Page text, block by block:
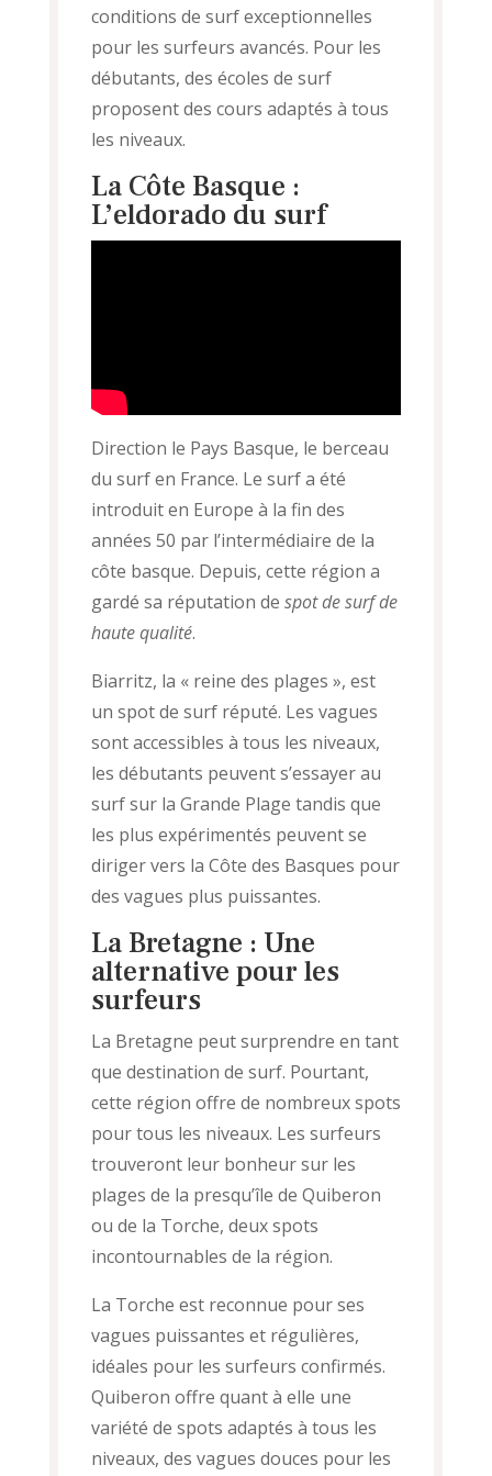
conditions de surf exceptionnelles
pour les surfeurs avancés. Pour les
débutants, des écoles de surf
proposent des cours adaptés à tous
les niveaux.
La Côte Basque :
L’eldorado du surf
Direction le Pays Basque, le berceau
du surf en France. Le surf a été
introduit en Europe à la fin des
années 50 par l’intermédiaire de la
côte basque. Depuis, cette région a
gardé sa réputation de spot de surf de
haute qualité.
Biarritz, la « reine des plages », est
un spot de surf réputé. Les vagues
sont accessibles à tous les niveaux,
les débutants peuvent s’essayer au
surf sur la Grande Plage tandis que
les plus expérimentés peuvent se
diriger vers la Côte des Basques pour
des vagues plus puissantes.
La Bretagne : Une
alternative pour les
surfeurs
La Bretagne peut surprendre en tant
que destination de surf. Pourtant,
cette région offre de nombreux spots
pour tous les niveaux. Les surfeurs
trouveront leur bonheur sur les
plages de la presqu’île de Quiberon
ou de la Torche, deux spots
incontournables de la région.
La Torche est reconnue pour ses
vagues puissantes et régulières,
idéales pour les surfeurs confirmés.
Quiberon offre quant à elle une
variété de spots adaptés à tous les
niveaux, des vagues douces pour les